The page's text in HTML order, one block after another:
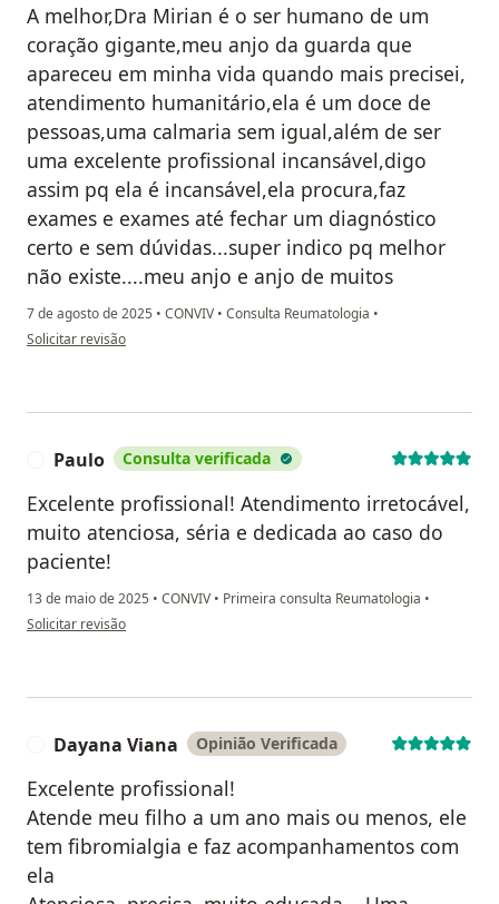
A melhor,Dra Mirian é o ser humano de um
coração gigante,meu anjo da guarda que
apareceu em minha vida quando mais precisei,
atendimento humanitário,ela é um doce de
pessoas,uma calmaria sem igual,além de ser
uma excelente profissional incansável,digo
assim pq ela é incansável,ela procura,faz
exames e exames até fechar um diagnóstico
certo e sem dúvidas...super indico pq melhor
não existe....meu anjo e anjo de muitos
7 de agosto de 2025 • CONVIV • Consulta Reumatologia •
na opinião do utilizador Iara Kauany
Solicitar revisão
Paulo Consulta verificada
Excelente profissional! Atendimento irretocável,
muito atenciosa, séria e dedicada ao caso do
paciente!
13 de maio de 2025 • CONVIV • Primeira consulta Reumatologia •
na opinião do utilizador Paulo
Solicitar revisão
Dayana Viana Opinião Verificada
Excelente profissional!
Atende meu filho a um ano mais ou menos, ele
tem fibromialgia e faz acompanhamentos com
ela